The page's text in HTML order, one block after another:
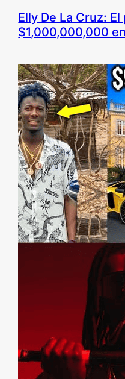
Elly De La Cruz:
$1,000,000,000